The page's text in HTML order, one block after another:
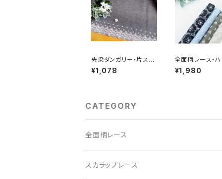
先染ダンガリー・片スカ
ラップレース（RG-2810
1d-bkof）
¥1,078
全面柄レース・
点セット（RG-
gire-ao5）
¥1,980
CATEGORY
全面柄レース
綿60ローン
スカラップレース